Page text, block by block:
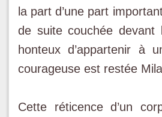
la part d’une part
de suite couchée
honteux d’appartenir à
courageuse est restée
Cette réticence d’un